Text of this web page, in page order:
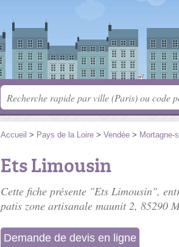
Accueil > Pays de la Loire > Vendée > Mortagne-
Ets Limousin
Cette fiche présente "Ets Limousin",
patis zone artisanale maunit 2, 85290
Demande de devis en ligne